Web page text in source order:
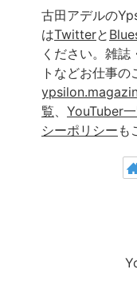
古田アデルの
はTwitterと
ください。雑
トなどお仕事の
覧
YouTuber
シーポリシー も